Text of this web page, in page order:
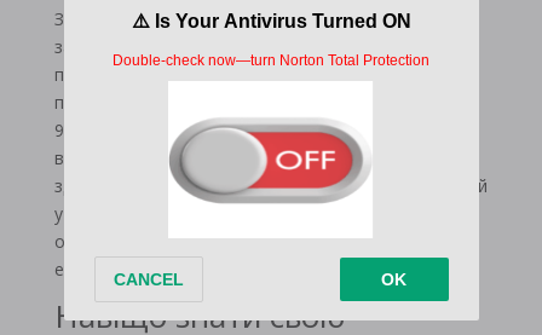
Зайва вага – вкрай небезпечний фактор, що
загрожує здоров'ю людини. Медична статистика
показує, що лише 10% захворювань у людини
пояснюються генетичними факторами, а решта
90% викликані неправильним способом життя та
впливом довкілля. Щоб підтримувати своє
здоров'я, необхідно не лише контролювати ІМТ, а й
у разі набору зайвого жиру пройти комплексне
обстеження, щоб зупинити проблему на ранньому
етапі.
Навіщо знати свою